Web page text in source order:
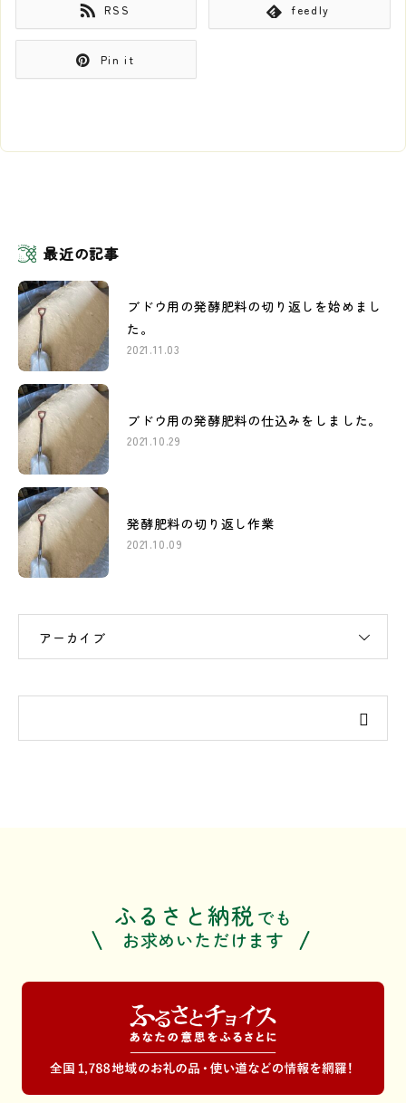
RSS feedly
Pin it
最近の記事
ブドウ用の発酵肥料の切り返しを始めまし
た。
2021.11.03
ブドウ用の発酵肥料の仕込みをしました。
2021.10.29
発酵肥料の切り返し作業
2021.10.09
アーカイブ
ふるさと納税でも
お求めいただけます